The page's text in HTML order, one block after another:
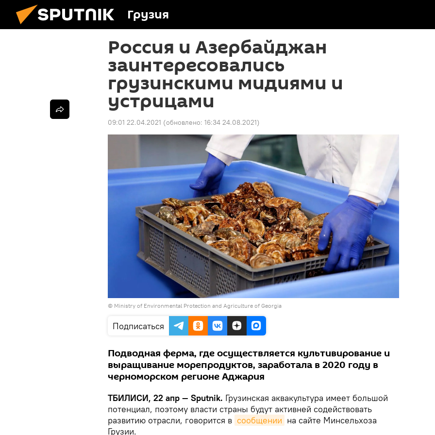
Грузия
Россия и Азербайджан
заинтересовались
грузинскими мидиями и
устрицами
09:01 22.04.2021 (обновлено: 16:34 24.08.2021)
© Ministry of Environmental Protection and Agriculture of Georgia
Подписаться
Подводная ферма, где осуществляется культивирование и
выращивание морепродуктов, заработала в 2020 году в
черноморском регионе Аджария
ТБИЛИСИ, 22 апр — Sputnik. Грузинская аквакультура имеет большой
потенциал, поэтому власти страны будут активней содействовать
развитию отрасли, говорится в сообщении на сайте Минсельхоза
Грузии.